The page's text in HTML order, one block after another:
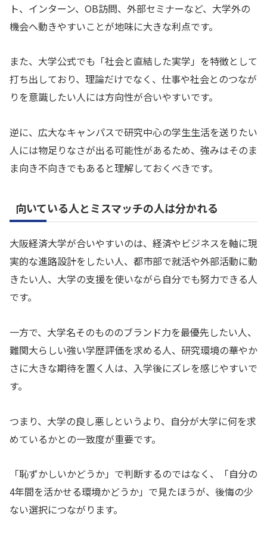
ト、インターン、OB訪問、外部セミナーなど、大学外の
機会へ動きやすいことが地味に大きな利点です。
また、大学公式でも「社会と直結した実学」を特徴として
打ち出しており、理論だけでなく、仕事や社会とのつなが
りを意識したい人には方向性が合いやすいです。
逆に、広大なキャンパスで研究中心の学生生活を送りたい
人には物足りなさが出る可能性があるため、強みはそのま
ま向き不向きでもあると理解しておくべきです。
向いている人とミスマッチの人は分かれる
大阪経済大学が合いやすいのは、経済やビジネスを軸に現
実的な進路設計をしたい人、都市部で就活や外部活動に動
きたい人、大学の支援を使いながら自分でも努力できる人
です。
一方で、大学名そのもののブランド力を最優先したい人、
難関大らしい強い学歴評価を求める人、研究環境の華やか
さに大きな期待を置く人は、入学後にズレを感じやすいで
す。
つまり、大学の良し悪しというより、自分が大学に何を求
めているかとの一致度が重要です。
「恥ずかしいかどうか」で判断するのではなく、「自分の
4年間を活かせる環境かどうか」で見たほうが、後悔の少
ない選択につながります。